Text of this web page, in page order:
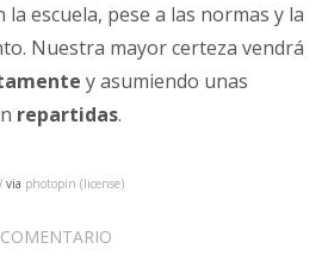
escuela, pese a las normas y la
Nuestra mayor certeza vendrá
y asumiendo unas
repartidas.
via photopin (license)